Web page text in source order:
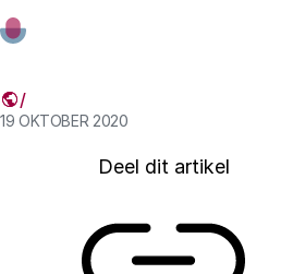
van desinformatie te beperken,
Bericht aan het parlement.
19 OKTOBER 2020
Deel dit artikel